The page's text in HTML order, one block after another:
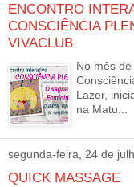
ENCONTRO
CONSCIÊNCIA
VIVACLUB
No mês
Lazer,
na Matu...
segunda-feira, 24 de
QUICK MASSAGE